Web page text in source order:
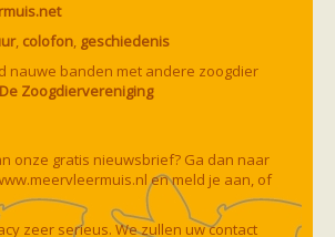
, colofon, geschiedenis
nauwe banden met andere zoogdier
De Zoogdiervereniging
onze gratis nieuwsbrief? Ga dan naar
en meld je aan, of
zeer serieus. We zullen uw contact